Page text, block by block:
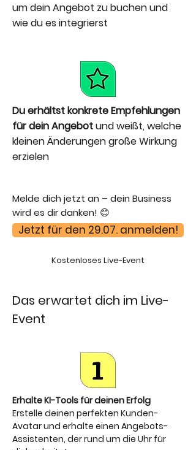
um dein Angebot zu buchen und
wie du es integrierst
Du erhältst konkrete Empfehlungen
für dein Angebotund weißt, welche
kleinen Änderungen große Wirkung
erzielen
Melde dich jetzt an – dein Business
wird es dir danken! 😊
Jetzt für den 29.07. anmelden!
Kostenloses Live-Event
Das erwartet dich im Live-
Event
Erhalte KI-Tools für deinen Erfolg
Erstelle deinen perfekten Kunden-
Avatar und erhalte einen Angebots-
Assistenten, der rund um die Uhr für